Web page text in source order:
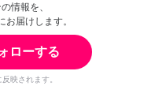
情報を、
お届けします。
ローする
映されます。